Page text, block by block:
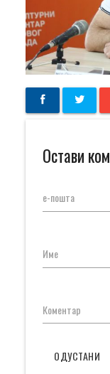
Остави
е-пошта
Име
Коментар
ОДУСТАНИ